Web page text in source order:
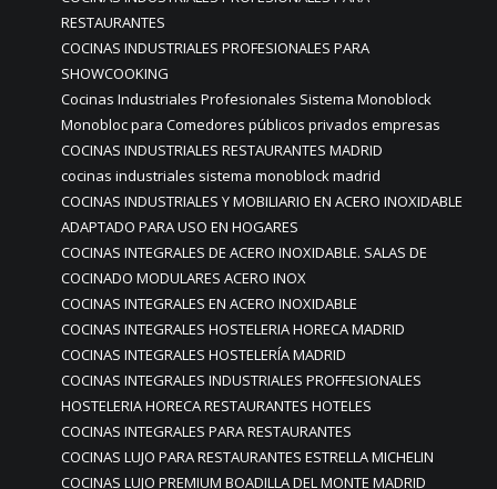
RESTAURANTES
COCINAS INDUSTRIALES PROFESIONALES PARA
SHOWCOOKING
Cocinas Industriales Profesionales Sistema Monoblock
Monobloc para Comedores públicos privados empresas
COCINAS INDUSTRIALES RESTAURANTES MADRID
cocinas industriales sistema monoblock madrid
COCINAS INDUSTRIALES Y MOBILIARIO EN ACERO INOXIDABLE
ADAPTADO PARA USO EN HOGARES
COCINAS INTEGRALES DE ACERO INOXIDABLE. SALAS DE
COCINADO MODULARES ACERO INOX
COCINAS INTEGRALES EN ACERO INOXIDABLE
COCINAS INTEGRALES HOSTELERIA HORECA MADRID
COCINAS INTEGRALES HOSTELERÍA MADRID
COCINAS INTEGRALES INDUSTRIALES PROFFESIONALES
HOSTELERIA HORECA RESTAURANTES HOTELES
COCINAS INTEGRALES PARA RESTAURANTES
COCINAS LUJO PARA RESTAURANTES ESTRELLA MICHELIN
COCINAS LUJO PREMIUM BOADILLA DEL MONTE MADRID